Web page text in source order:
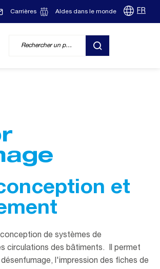
Carrières Aldes dans le monde FR
RECHERCHER
et
de systèmes de
circulations des bâtiments. Il permet
l'impression des fiches de